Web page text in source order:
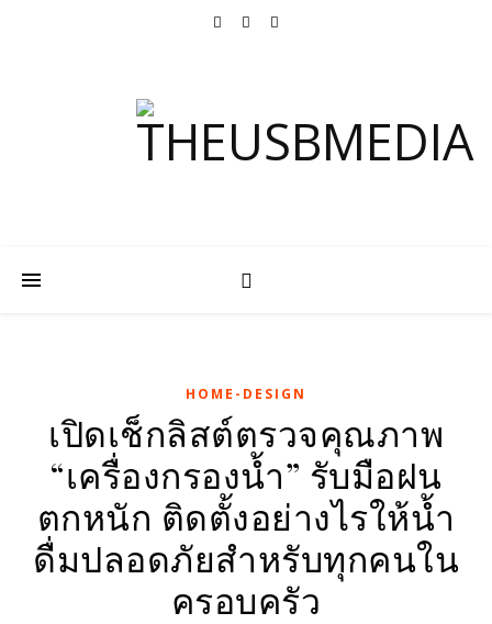
HOME-DESIGN
เปิดเช็กลิสต์ตรวจคุณภาพ
“เครื่องกรองน้ำ” รับมือฝน
ตกหนัก ติดตั้งอย่างไรให้น้ำ
ดื่มปลอดภัยสำหรับทุกคนใน
ครอบครัว